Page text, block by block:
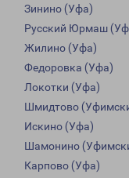
Зинино (Уфа)
Русский Юрмаш
Жилино (Уфа)
Федоровка (Уфа)
Локотки (Уфа)
Шмидтово
Искино (Уфа)
Шамонино
Карпово (Уфа)